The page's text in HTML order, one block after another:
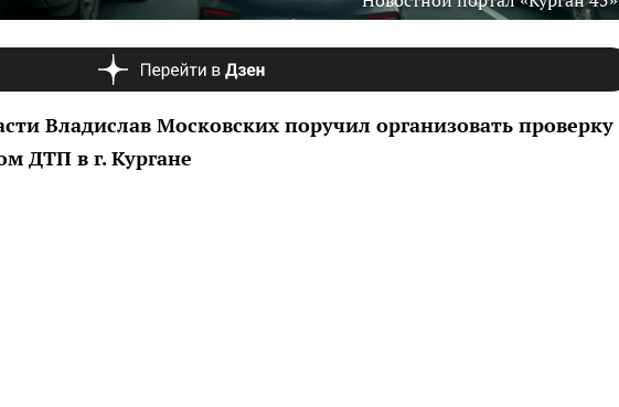
Владислав Московских поручил организовать проверку
ДТП в г. Кургане